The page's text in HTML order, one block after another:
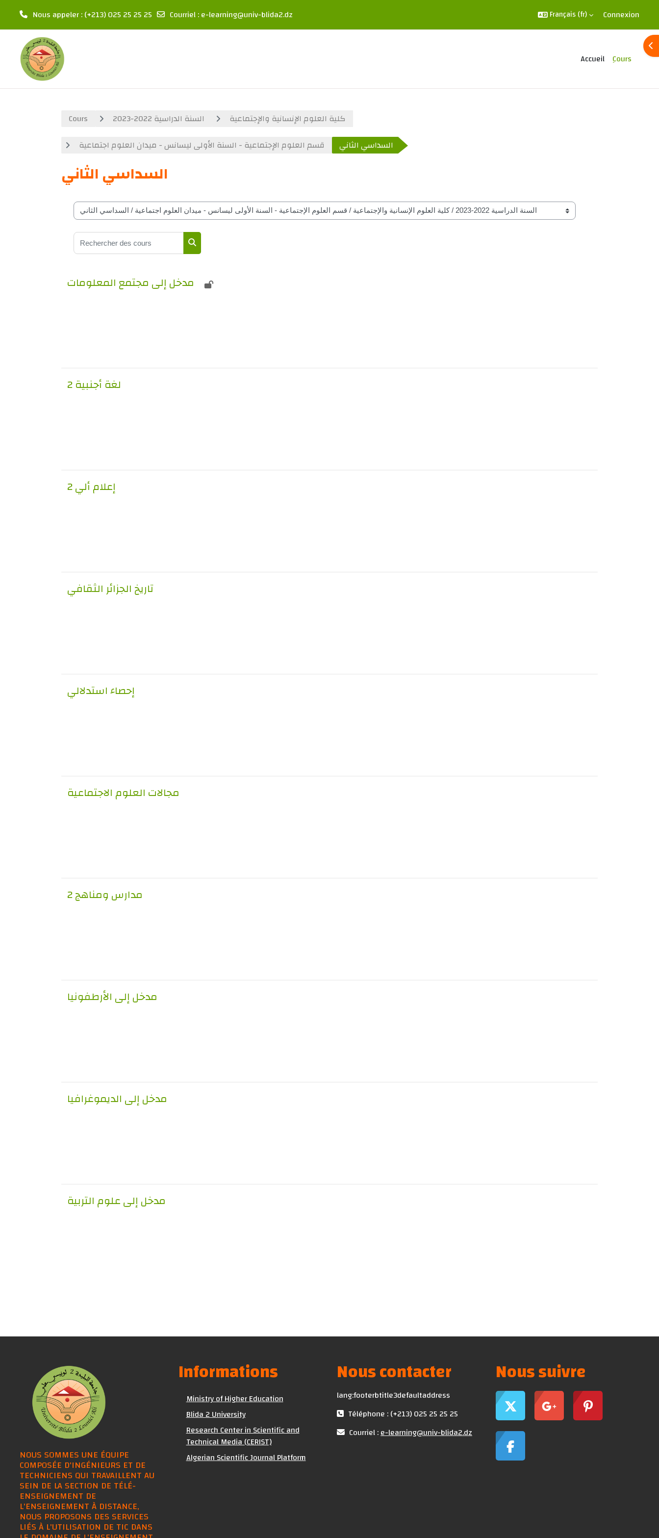
Passer au contenu principal
Nous appeler: (+213) 025 25 25 25 Courriel:e-learning@univ-blida2.dz Français ‎(fr)‎ Connexion
Accueil ِCours
Cours السنة الدراسية 2022-2023
كلية العلوم الإنسانية والإجتماعية
قسم العلوم الإجتماعية - السنة الأولى ليسانس - ميدان العلوم اجتماعية
السداسي الثاني
السداسي الثاني
Catégories de cours
Rechercher des cours
Rechercher des cours
مدخل إلى مجتمع المعلومات
لغة أجنبية 2
إعلام ألي 2
تاريخ الجزائر الثقافي
إحصاء استدلالي
مجالات العلوم الاجتماعية
مدارس ومناهج 2
مدخل إلى الأرطفونيا
مدخل إلى الديموغرافيا
مدخل إلى علوم التربية
NOUS SOMMES UNE ÉQUIPE
COMPOSÉE D'INGÉNIEURS ET DE
TECHNICIENS QUI TRAVAILLENT AU
SEIN DE LA SECTION DE TÉLÉ-
ENSEIGNEMENT DE
L'ENSEIGNEMENT À DISTANCE,
NOUS PROPOSONS DES SERVICES
LIÉS À L'UTILISATION DE TIC DANS
Informations
Ministry of Higher Education
Blida 2 University
Research Center in Scientific and
Technical Media (CERIST)
Algerian Scientific Journal Platform
Nous contacter
lang:footerbtitle3defaultaddress
Téléphone : (+213) 025 25 25 25
Courriel :e-learning@univ-blida2.dz
Nous suivre